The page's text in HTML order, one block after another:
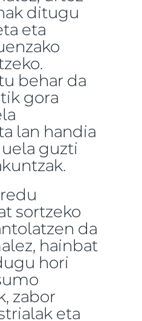
ditugu
eta
behar da
gora
lan handia
guzti
sortzeko
da
hainbat
hori
zabor
eta